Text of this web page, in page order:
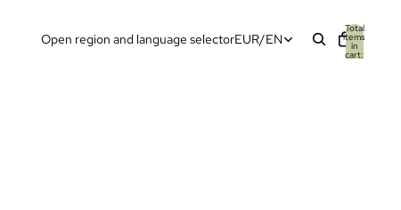
Open region and language selectorEUR/EN
Total
items
in
cart: